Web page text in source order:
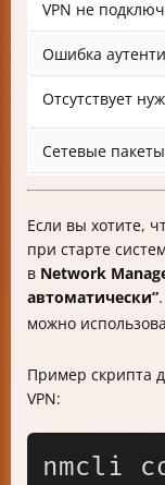
VPN не
Ошибка
Отсутствует
Сетевые
Если вы хотите,
при старте
в Network
автоматически”
можно
Пример скрипта
VPN:
nmcli